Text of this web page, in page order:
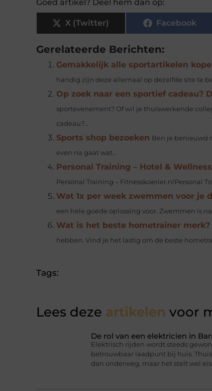
Goed artikel? Deel hem dan op:
X (Twitter) Facebook
Gerelateerde Berichten:
Gemakkelijk alle sportartikelen
handig zijn deze allemaal op dezelfde site te
Op zoek naar een sportief cadeau?
sportevenement? Of wil je thuiswerkende
cadeau?...
Sports shop bezoeken Ben je benieuwd
even na gaat wat...
Personal Training – Hotel &
Personal Training – Fitnesskoerier.nlPersonal
Wat 1x per week zwemmen voor je
een hele goede oplossing voor. Zwemmen is
Wat is het beste hometrainer merk?
hebben. Vind je het lastig om de beste
Tags:
Lees deze artikelen voor
De rol van een elektricien in
Elektrisch rijden wordt steeds
betrouwbaar laadpunt bij huis.
dan onderweg, maar het stelt wel